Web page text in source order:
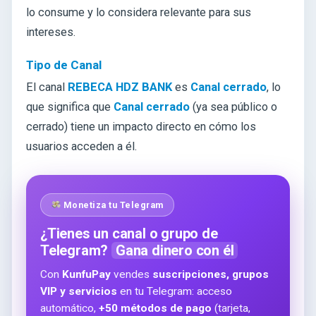
lo consume y lo considera relevante para sus
intereses.
Tipo de Canal
El canal REBECA HDZ BANK es Canal cerrado, lo
que significa que Canal cerrado (ya sea público o
cerrado) tiene un impacto directo en cómo los
usuarios acceden a él.
Monetiza tu Telegram
¿Tienes un canal o grupo de
Telegram? Gana dinero con él
Con KunfuPay vendes suscripciones, grupos
VIP y servicios en tu Telegram: acceso
automático, +50 métodos de pago (tarjeta,